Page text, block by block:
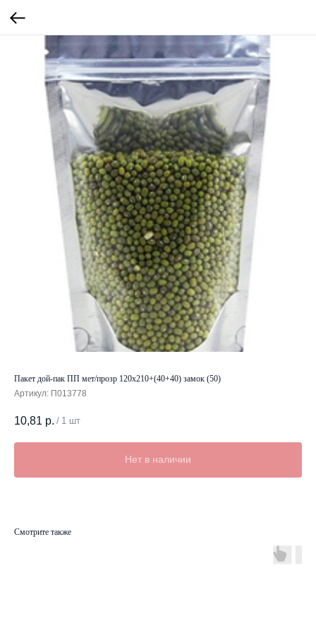
Пакет дой-пак ПП мет/прозр 120х210+(40+40) замок (50)
Артикул: П013778
10,81 р. / 1 шт
Нет в наличии
Смотрите также